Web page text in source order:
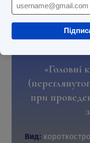
«Головні
при
Вид: